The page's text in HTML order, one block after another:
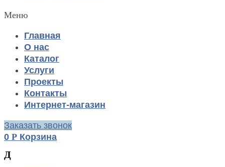
Меню
Главная
О нас
Каталог
Услуги
Проекты
Контакты
Интернет-магазин
Заказать звонок
0 Р Корзина
Д